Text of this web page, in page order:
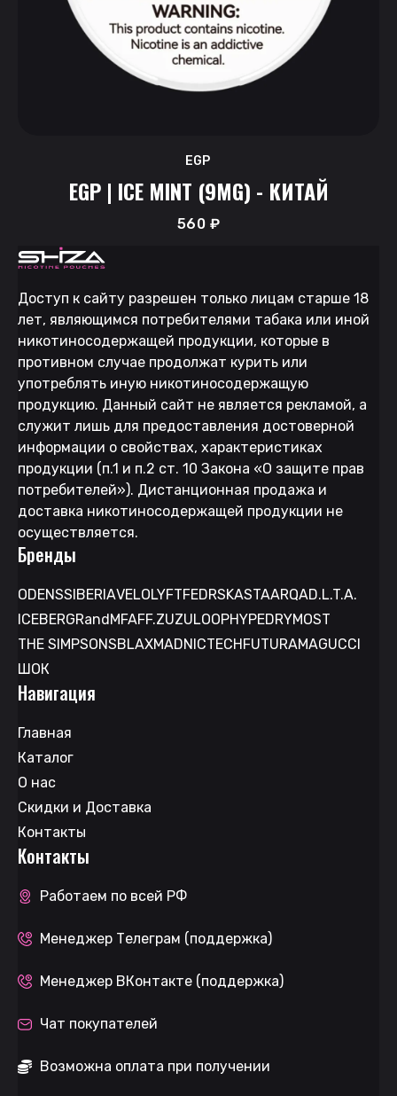
EGP
EGP | ICE MINT (9MG) - КИТАЙ
560 ₽
Доступ к сайту разрешен только лицам старше 18
лет, являющимся потребителями табака или иной
никотиносодержащей продукции, которые в
противном случае продолжат курить или
употреблять иную никотиносодержащую
продукцию. Данный сайт не является рекламой, а
служит лишь для предоставления достоверной
информации о свойствах, характеристиках
продукции (п.1 и п.2 ст. 10 Закона «О защите прав
потребителей»). Дистанционная продажа и
доставка никотиносодержащей продукции не
осуществляется.
Бренды
ODENSSIBERIAVELOLYFTFEDRSKASTAARQAD.L.T.A.
ICEBERGRandMFAFF.ZUZULOOPHYPEDRYMOST
THE SIMPSONSBLAXMADNICTECHFUTURAMAGUCCI
ШОК
Навигация
Главная
Каталог
О нас
Скидки и Доставка
Контакты
Контакты
Работаем по всей РФ
Менеджер Телеграм (поддержка)
Менеджер ВКонтакте (поддержка)
Чат покупателей
Возможна оплата при получении